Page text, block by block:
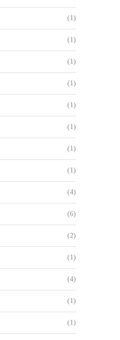
(1)
(1)
(1)
(1)
(1)
(1)
(1)
(1)
(4)
(6)
(2)
(1)
(4)
(1)
(1)